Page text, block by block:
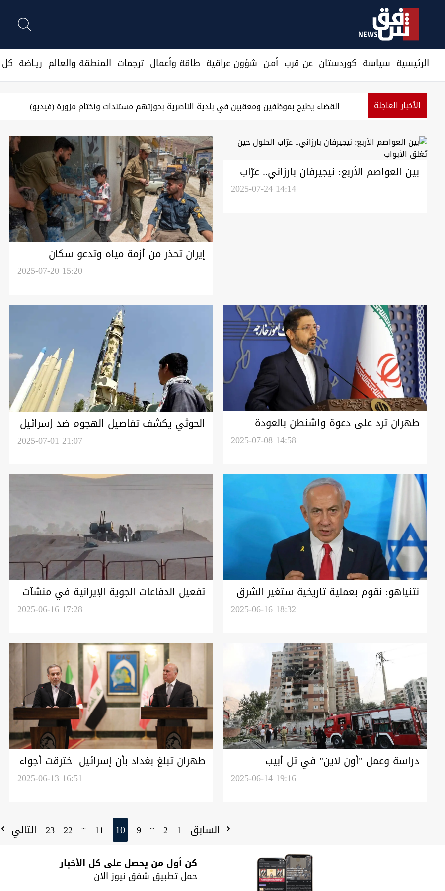
الرئيسية سیاسة كوردستان عن قرب أمـن شؤون عراقية طاقة وأعمال ترجمات المنطقة والعالم ريـاضة كل
الأخبار العاجلة
كوردستان.. أجواء صيفية والحرارة تصل إلى 46 درجة مئوية
بين العواصم الأربع: نيجيرفان بارزاني.. عرّاب
2025-07-24 14:14
إيران تحذر من أزمة مياه وتدعو سكان
2025-07-20 15:20
طهران ترد على دعوة واشنطن بالعودة
للمفاوضات: الدبلوماسية نهج سياستنا
2025-07-08 14:58
الحوثي يكشف تفاصيل الهجوم ضد إسرائيل
والأخيرة تتوعدهم بمصير طهران2025-07-01 21:07
نتنياهو: نقوم بعملية تاريخية ستغير الشرق
الأوسط وإسقاط النظام الإيراني ممكن
2025-06-16 18:32
تفعيل الدفاعات الجوية الإيرانية في منشآت
2025-06-16 17:28
دراسة وعمل "أون لاين" في تل أبيب
2025-06-14 19:16
طهران تبلغ بغداد بأن إسرائيل اخترقت أجواء
2025-06-13 16:51
السابق 1
2
...
9
10
11
...
22
23 التالي
كن أول من يحصل على كل الأخبار
حمل تطبيق شفق نيوز الان